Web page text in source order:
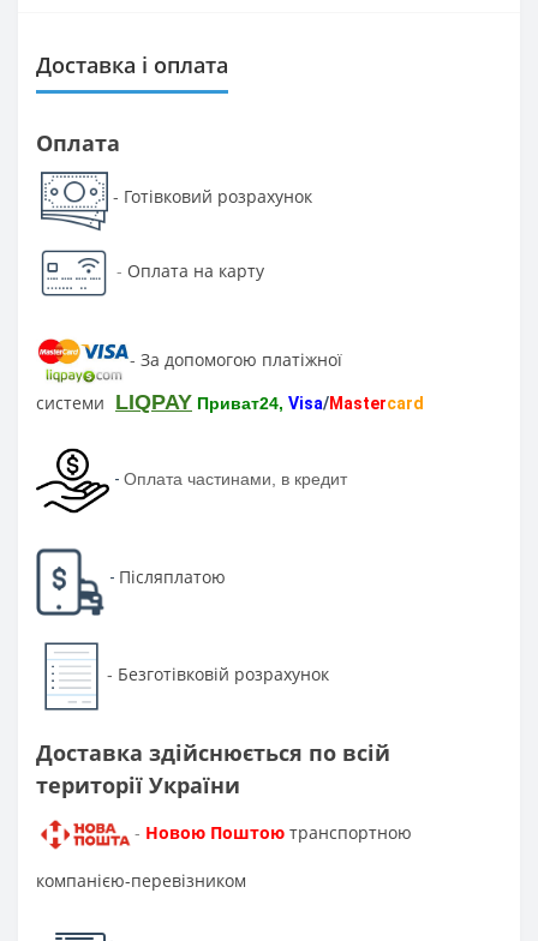
Доставка і оплата
Оплата
- Готівковий розрахунок
- Оплата на карту
- За допомогою платіжної
системи LIQPAY Приват24, Visa/Mastercard
- Оплата частинами, в кредит
- Післяплатою
- Безготівковій розрахунок
Доставка здійснюється по всій
території України
- Новою Поштою транспортною
компанією-перевізником